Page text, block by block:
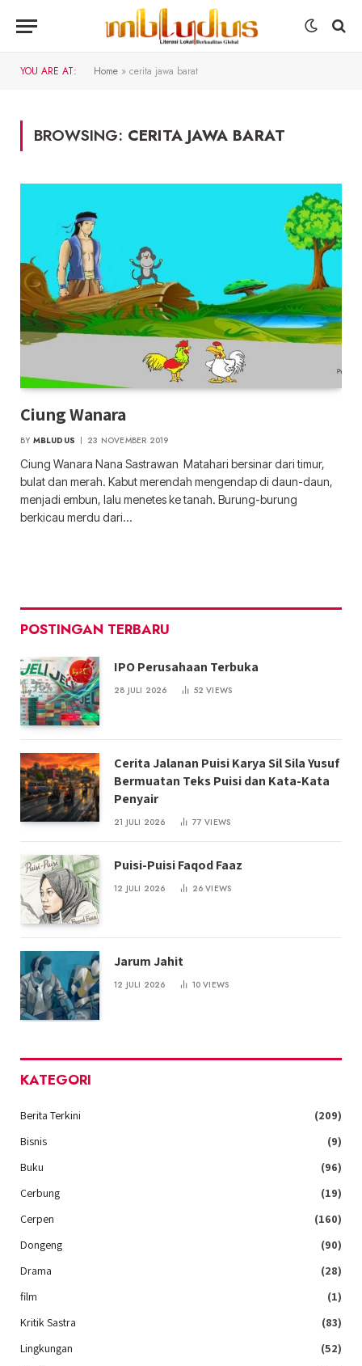
YOU ARE AT: Home » cerita jawa barat
BROWSING: CERITA JAWA BARAT
Ciung Wanara
BY MBLUDUS 23 NOVEMBER 2019
Ciung Wanara Nana Sastrawan Matahari bersinar dari timur,
bulat dan merah. Kabut merendah mengendap di daun-daun,
menjadi embun, lalu menetes ke tanah. Burung-burung
berkicau merdu dari…
POSTINGAN TERBARU
IPO Perusahaan Terbuka
28 JULI 2026 52VIEWS
Cerita Jalanan Puisi Karya Sil Sila Yusuf
Bermuatan Teks Puisi dan Kata-Kata
Penyair
21 JULI 2026 77VIEWS
Puisi-Puisi Faqod Faaz
12 JULI 2026 26VIEWS
Jarum Jahit
12 JULI 2026 10VIEWS
KATEGORI
Berita Terkini
(209)
Bisnis
(9)
Buku
(96)
Cerbung
(19)
Cerpen
(160)
Dongeng
(90)
Drama
(28)
film
(1)
Kritik Sastra
(83)
Lingkungan
(52)